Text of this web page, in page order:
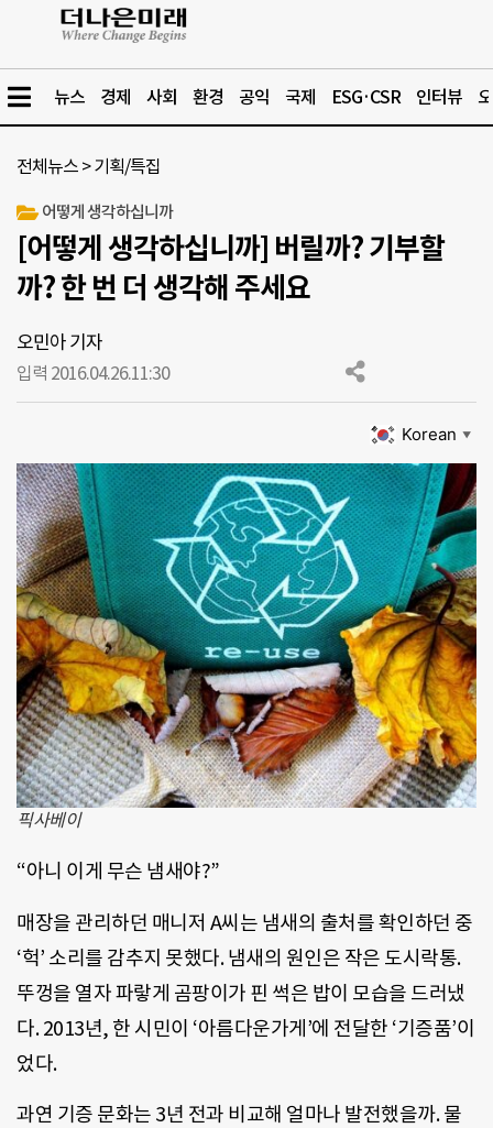
뉴스 경제 사회 환경 공익 국제 ESG·CSR 인터뷰
전체뉴스 >기획/특집
어떻게 생각하십니까
[어떻게 생각하십니까] 버릴까? 기부할
까? 한 번 더 생각해 주세요
오민아 기자
입력 2016.04.26.11:30
Korean ▼
픽사베이
“아니 이게 무슨 냄새야?”
매장을 관리하던 매니저 A씨는 냄새의 출처를 확인하던 중
‘헉’ 소리를 감추지 못했다. 냄새의 원인은 작은 도시락통.
뚜껑을 열자 파랗게 곰팡이가 핀 썩은 밥이 모습을 드러냈
다. 2013년, 한 시민이 ‘아름다운가게’에 전달한 ‘기증품’이
었다.
과연 기증 문화는 3년 전과 비교해 얼마나 발전했을까. 물